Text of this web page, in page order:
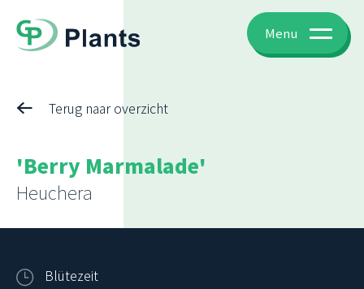
Menu
Terug naar overzicht
'Berry Marmalade'
Heuchera
Blütezeit